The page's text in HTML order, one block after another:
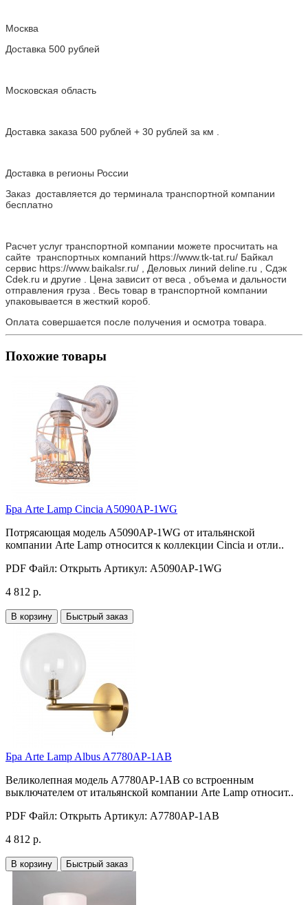
Москва
Доставка 500 рублей
Московская область
Доставка заказа 500 рублей + 30 рублей за км .
Доставка в регионы России
Заказ доставляется до терминала транспортной компании
бесплатно
Расчет услуг транспортной компании можете просчитать на
сайте транспортных компаний https://www.tk-tat.ru/ Байкал
сервис https://www.baikalsr.ru/ , Деловых линий deline.ru , Сдэк
Cdek.ru и другие . Цена зависит от веса , объема и дальности
отправления груза . Весь товар в транспортной компании
упаковывается в жесткий короб.
Оплата совершается после получения и осмотра товара.
Похожие товары
Бра Arte Lamp Cincia A5090AP-1WG
Потрясающая модель A5090AP-1WG от итальянской
компании Arte Lamp относится к коллекции Cincia и отли..
PDF Файл: Открыть Артикул: A5090AP-1WG
4 812 р.
В корзину Быстрый заказ
Бра Arte Lamp Albus A7780AP-1AB
Великолепная модель A7780AP-1AB со встроенным
выключателем от итальянской компании Arte Lamp относит..
PDF Файл: Открыть Артикул: A7780AP-1AB
4 812 р.
В корзину Быстрый заказ